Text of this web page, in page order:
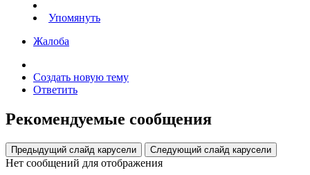
Упомянуть
Жалоба
Создать новую тему
Ответить
Рекомендуемые сообщения
Предыдущий слайд карусели Следующий слайд карусели
Нет сообщений для отображения